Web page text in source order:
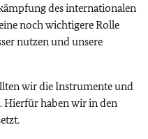
des internationalen
noch wichtigere Rolle
nutzen und unsere
wir die Instrumente und
Hierfür haben wir in den